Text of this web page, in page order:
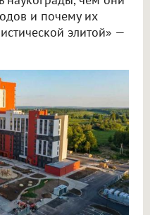
и почему их
элитой» —